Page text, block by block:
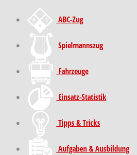
ABC-Zug
Spielmannszug
Fahrzeuge
Einsatz-Statistik
Tipps & Tricks
Aufgaben & Ausbildung